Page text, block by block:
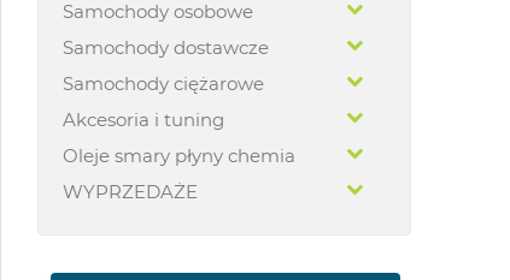
Samochody osobowe
Samochody dostawcze
Samochody ciężarowe
Akcesoria i tuning
Oleje smary płyny chemia
WYPRZEDAŻE